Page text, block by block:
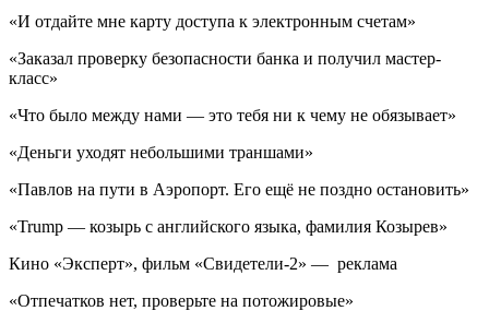
«И отдайте мне карту доступа к электронным счетам»
«Заказал проверку безопасности банка и получил мастер-
класс»
«Что было между нами — это тебя ни к чему не обязывает»
«Деньги уходят небольшими траншами»
«Павлов на пути в Аэропорт. Его ещё не поздно остановить»
«Trump — козырь с английского языка, фамилия Козырев»
Кино «Эксперт», фильм «Свидетели-2» — реклама
«Отпечатков нет, проверьте на потожировые»